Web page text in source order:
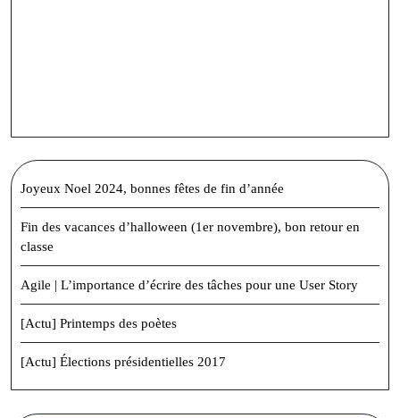
Joyeux Noel 2024, bonnes fêtes de fin d’année
Fin des vacances d’halloween (1er novembre), bon retour en
classe
Agile | L’importance d’écrire des tâches pour une User Story
[Actu] Printemps des poètes
[Actu] Élections présidentielles 2017